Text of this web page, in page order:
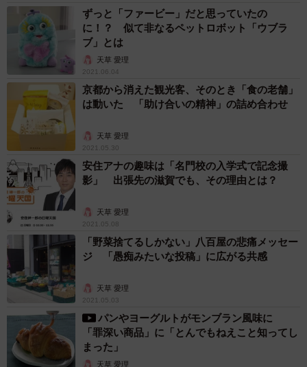
ずっと「ファービー」だと思っていたの
に！？ 似て非なるペットロボット「ウブラ
ブ」とは
天草 愛理
2021.06.04
京都から消えた観光客、そのとき「食の老舗」
は動いた 「助け合いの精神」の詰め合わせ
天草 愛理
2021.05.30
安住アナの趣味は「名門校の入学式で記念撮
影」 出張先の滋賀でも、その理由とは？
天草 愛理
2021.05.08
「野菜捨てるしかない」八百屋の悲痛メッセー
ジ 「愚痴みたいな投稿」に広がる共感
天草 愛理
2021.05.03
パンやヨーグルトがモンブラン風味に
「罪深い商品」に「とんでもねえこと知ってし
まった」
天草 愛理